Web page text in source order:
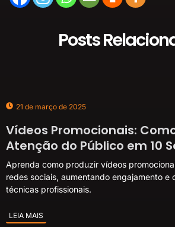
Posts
21 de março de 2025
Vídeos Promocionais:
Atenção do Público em 10
Aprenda como produzir vídeos
redes sociais, aumentando engajamento e
técnicas profissionais.
LEIA MAIS